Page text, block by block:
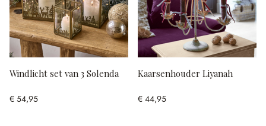
Windlicht set van 3 Solenda
€ 54,95
Kaarsenhouder Liyanah
€ 44,95